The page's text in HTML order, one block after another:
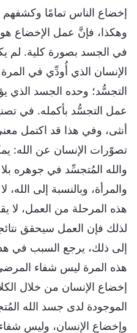
إخضاع الناس تمامًا وكشفهم
وهكذا، فإنَّ عمل الإخضاع
في الجسد بصورة كلية. لم
الإنسان الذي أُودِّي في
التجسُّد؛ وحده الجسد الذي
عمل التجسُّد بأكمله. في
أنثى، وفي هذا قد اكتمل
تصوّرات الإنسان عن الله:
والله المُتجسِّد في جوهره
والمرأة، وبالنسبة إلى
هذه المرحلة من العمل، لا
لذلك فإن العمل سيحقق
إلى ذلك، يرجع السبب في
هذه المرة ليس شفاء
إخضاع الإنسان من خلال
الموجودة لدى جسد الله
وإخضاع الإنسان، وليس